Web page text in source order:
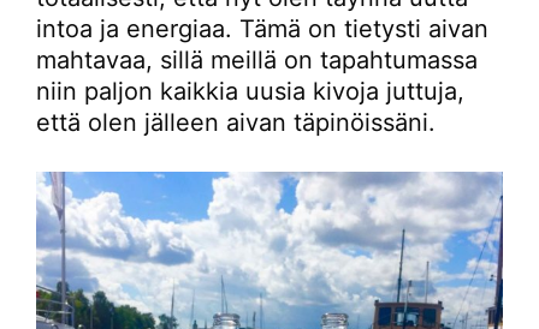
intoa ja energiaa. Tämä on tietysti aivan
mahtavaa, sillä meillä on tapahtumassa
niin paljon kaikkia uusia kivoja juttuja,
että olen jälleen aivan täpinöissäni.